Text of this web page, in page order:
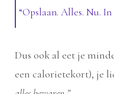
“Opslaan. Alles. Nu.
Dus ook al eet je
een calorietekort), je